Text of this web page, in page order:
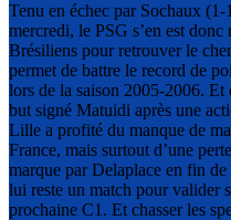
Tenu en échec par Sochaux
mercredi, le PSG s’en est
Brésiliens pour retrouver le
permet de battre le record de
lors de la saison 2005-2006. Et
but signé Matuidi après une
Lille a profité du manque de
France, mais surtout d’une
marque par Delaplace en fin
lui reste un match pour valider
prochaine C1. Et chasser les